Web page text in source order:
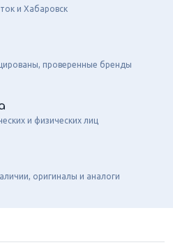
и Хабаровск
проверенные бренды
и физических лиц
оригиналы и аналоги